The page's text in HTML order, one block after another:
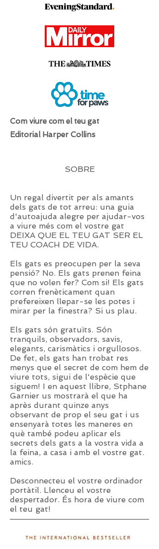
Com viure com el teu gat
Editorial Harper Collins
SOBRE
Un regal divertit per als amants
dels gats de tot arreu: una guia
d'autoajuda alegre per ajudar-vos
a viure més com el vostre gat
DEIXA QUE EL TEU GAT SER EL
TEU COACH DE VIDA.
Els gats es preocupen per la seva
pensió? No. Els gats prenen feina
que no volen fer? Com si! Els gats
corren frenèticament quan
prefereixen llepar-se les potes i
mirar per la finestra? Si us plau.
Els gats són gratuïts. Són
tranquils, observadors, savis,
elegants, carismàtics i orgullosos.
De fet, els gats han trobat res
menys que el secret de com hem de
viure tots, sigui de l'espècie que
siguem! I en aquest llibre, Stphane
Garnier us mostrarà el que ha
après durant quinze anys
observant de prop el seu gat i us
ensenyarà totes les maneres en
què també podeu aplicar els
secrets dels gats a la vostra vida a
la feina, a casa i amb el vostre gat.
amics.
Desconnecteu el vostre ordinador
portàtil. Llenceu el vostre
despertador. És hora de viure com
el teu gat!